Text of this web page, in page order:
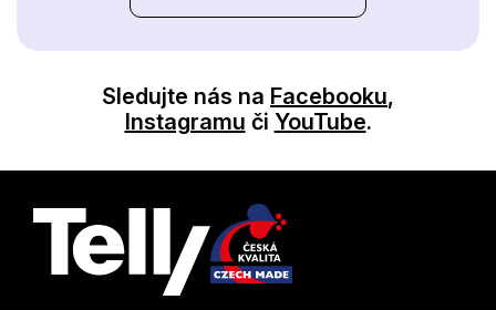
Sledujte nás na Facebooku,
Instagramu či YouTube.